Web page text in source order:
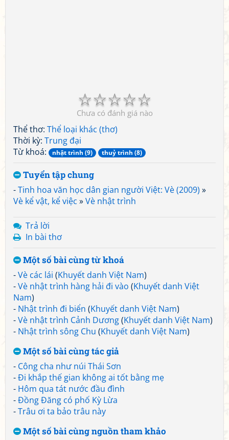
☆
☆
☆
☆
☆
Chưa có đánh giá nào
Thể thơ: Thể loại khác (thơ)
Thời kỳ: Trung đại
Từ khoá:
nhật trình (9) thuỷ trình (8)
Tuyển tập chung
-Tinh hoa văn học dân gian người Việt: Vè (2009) »
Vè kể vật, kể việc »Vè nhật trình
Trả lời
In bài thơ
Một số bài cùng từ khoá
-Vè các lái (Khuyết danh Việt Nam)
-Vè nhật trình hàng hải đi vào (Khuyết danh Việt
Nam)
- Nhật trình đi biển (Khuyết danh Việt Nam)
-Vè nhật trình Cảnh Dương(Khuyết danh Việt Nam)
- Nhật trình sông Chu (Khuyết danh Việt Nam)
Một số bài cùng tác giả
- Công cha như núi Thái Sơn
-Đi khắp thế gian không ai tốt bằng mẹ
- Hôm qua tát nước đầu đình
-Đồng Đăng có phố Kỳ Lừa
-Trâu ơi ta bảo trâu này
Một số bài cùng nguồn tham khảo